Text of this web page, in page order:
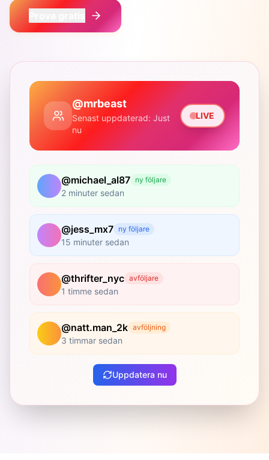
@mrbeast
Senast uppdaterad: Just
nu
LIVE
@michael_al87 ny följare
2 minuter sedan
@jess_mx7 ny följare
15 minuter sedan
@thrifter_nyc avföljare
1 timme sedan
@natt.man_2k avföljning
3 timmar sedan
Uppdatera nu